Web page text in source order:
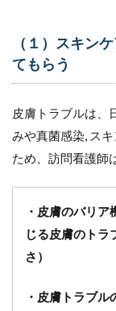
（１）スキン
てもらう
皮膚トラブルは、
みや真菌感染, ス
ため、訪問看護師
・皮膚のバリ
じる皮膚のトラ
さ）
・皮膚トラブ